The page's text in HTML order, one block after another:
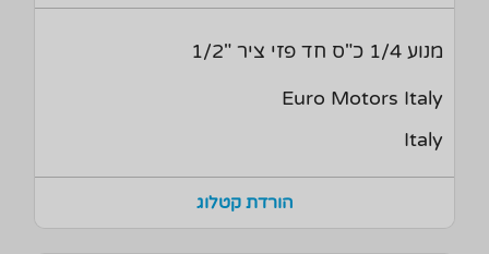
מנוע 1/4 כ"ס חד פזי ציר "1/2
Euro Motors Italy
Italy
הורדת קטלוג